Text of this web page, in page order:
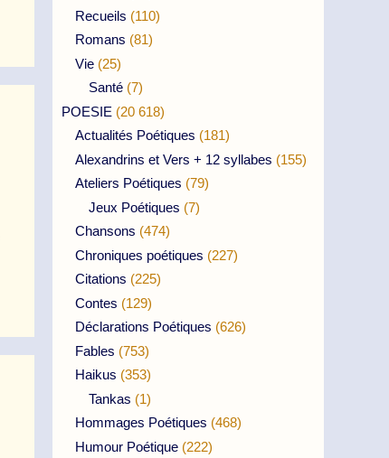
Recueils (110)
Romans (81)
Vie (25)
Santé (7)
POESIE (20 618)
Actualités Poétiques (181)
Alexandrins et Vers + 12 syllabes (155)
Ateliers Poétiques (79)
Jeux Poétiques (7)
Chansons (474)
Chroniques poétiques (227)
Citations (225)
Contes (129)
Déclarations Poétiques (626)
Fables (753)
Haikus (353)
Tankas (1)
Hommages Poétiques (468)
Humour Poétique (222)